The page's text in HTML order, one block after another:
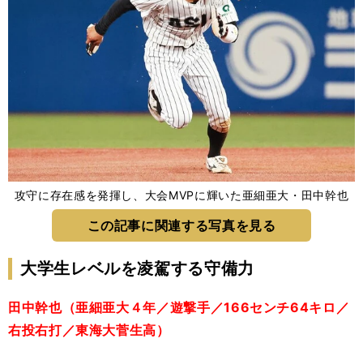
攻守に存在感を発揮し、大会MVPに輝いた亜細亜大・田中幹也
この記事に関連する写真を見る
大学生レベルを凌駕する守備力
田中幹也（亜細亜大４年／遊撃手／166センチ64キロ／
右投右打／東海大菅生高）